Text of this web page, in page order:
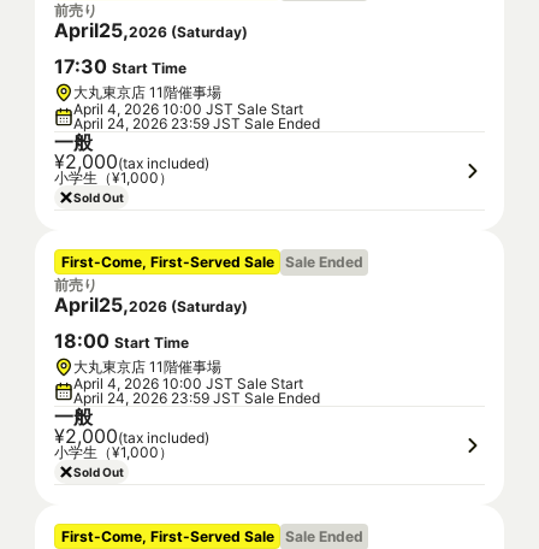
前売り
April25,2026 (Saturday)
17:30 Start Time
大丸東京店 11階催事場
April 4, 2026 10:00 JST Sale Start
April 24, 2026 23:59 JST Sale Ended
一般
¥2,000(tax included)
小学生（¥1,000）
Sold Out
First-Come, First-Served Sale Sale Ended
前売り
April25,2026 (Saturday)
18:00 Start Time
大丸東京店 11階催事場
April 4, 2026 10:00 JST Sale Start
April 24, 2026 23:59 JST Sale Ended
一般
¥2,000(tax included)
小学生（¥1,000）
Sold Out
First-Come, First-Served Sale Sale Ended